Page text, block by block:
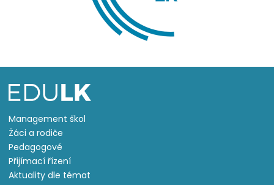
Management škol
Žáci a rodiče
Pedagogové
Přijímací řízení
Aktuality dle témat